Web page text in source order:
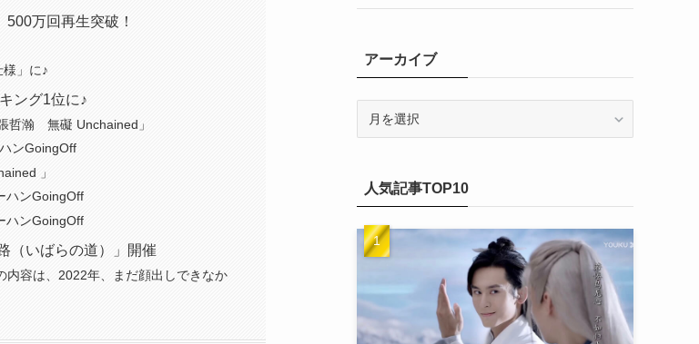
万回再生突破！
」に♪
ング1位に♪
哲瀚 無礙 Unchained」
ンGoingOff
」
ハンGoingOff
ンGoingOff
（いばらの道）」開催
内容は、2022年、まだ顔出しできなか
(21)
(21)
(24)
(23)
(27)
アーカイブ
ブ人気記事TOP10